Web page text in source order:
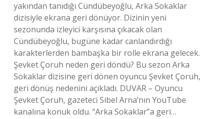
yakından tanıdığı Cündübeyoğlu, Arka Sokaklar
dizisiyle ekrana geri dönüyor. Dizinin yeni
sezonunda izleyici karşısına çıkacak olan
Cündübeyoğlu, bugüne kadar canlandırdığı
karakterlerden bambaşka bir rolle ekrana gelecek.
Şevket Çoruh neden geri döndü? Bu sezon Arka
Sokaklar dizisine geri dönen oyuncu Şevket Çoruh,
geri dönüş nedenini açıkladı. DUVAR – Oyuncu
Şevket Çoruh, gazeteci Sibel Arna’nın YouTube
kanalına konuk oldu. “Arka Sokaklar”a geri…